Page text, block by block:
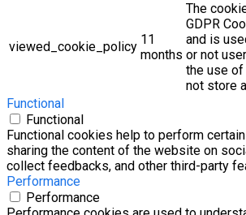
viewed_cookie_policy 11
months
The
GDPR
and is
or not
the use
not store
Functional
Functional
Functional cookies help to perform
sharing the content of the website on
collect feedbacks, and other third-party
Performance
Performance